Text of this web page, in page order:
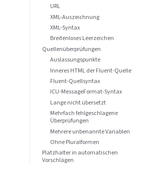
URL
XML-Auszeichnung
XML-Syntax
Breitenloses Leerzeichen
Quellenüberprüfungen
Auslassungspunkte
Inneres HTML der Fluent-Quelle
Fluent-Quellsyntax
ICU-MessageFormat-Syntax
Lange nicht übersetzt
Mehrfach fehlgeschlagene
Überprüfungen
Mehrere unbenannte Variablen
Ohne Pluralformen
Platzhalter in automatischen
Vorschlägen